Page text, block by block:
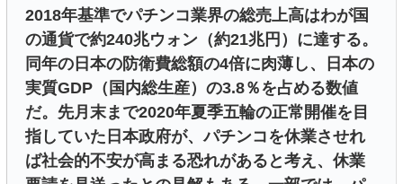
2018年基準でパチンコ業界の総売上高はわが国
の通貨で約240兆ウォン（約21兆円）に達する。
同年の日本の防衛費総額の4倍に肉薄し、日本の
実質GDP（国内総生産）の3.8％を占める数値
だ。先月末まで2020年夏季五輪の正常開催を目
指していた日本政府が、パチンコを休業させれ
ば社会的不安が高まる恐れがあると考え、休業